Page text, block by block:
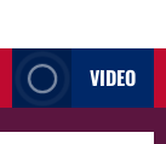
VIDEO